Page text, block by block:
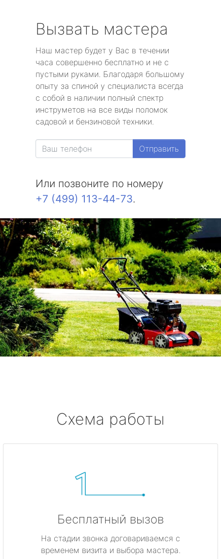
Вызвать мастера
Наш мастер будет у Вас в течении
часа совершенно бесплатно и не с
пустыми руками. Благодаря большому
опыту за спиной у специалиста всегда
с собой в наличии полный спектр
инструметов на все виды поломок
садовой и бензиновой техники.
Отправить
Или позвоните по номеру
+7 (499) 113-44-73.
Схема работы
Бесплатный вызов
На стадии звонка договариваемся с
временем визита и выбора мастера.